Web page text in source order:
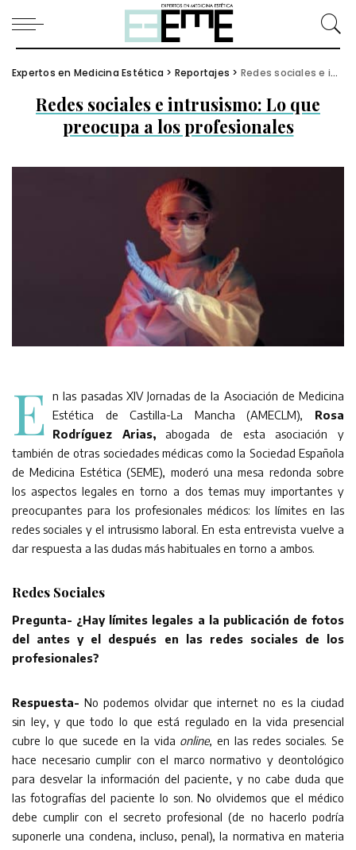
Expertos en Medicina Estética > Reportajes > Redes sociales e intrusismo: Lo que preocupa a los profesionales
Redes sociales e intrusismo: Lo que
preocupa a los profesionales
E n las pasadas XIV Jornadas de la Asociación de Medicina
Estética de Castilla-La Mancha (AMECLM), Rosa
Rodríguez Arias,abogada de esta asociación y
también de otras sociedades médicas como la Sociedad Española
de Medicina Estética (SEME), moderó una mesa redonda sobre
los aspectos legales en torno a dos temas muy importantes y
preocupantes para los profesionales médicos: los límites en las
redes sociales y el intrusismo laboral. En esta entrevista vuelve a
dar respuesta a las dudas más habituales en torno a ambos.
Redes Sociales
Pregunta- ¿Hay límites legales a la publicación de fotos
del antes y el después en las redes sociales de los
profesionales?
Respuesta- No podemos olvidar que internet no es la ciudad
sin ley, y que todo lo que está regulado en la vida presencial
cubre lo que sucede en la vida online, en las redes sociales. Se
hace necesario cumplir con el marco normativo y deontológico
para desvelar la información del paciente, y no cabe duda que
las fotografías del paciente lo son. No olvidemos que el médico
debe cumplir con el secreto profesional (de no hacerlo podría
suponerle una condena, incluso, penal), la normativa en materia